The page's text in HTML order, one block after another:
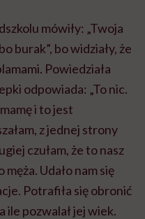
mówiły: „Twoja
burak”, bo widziały, że
Powiedziała
odpowiada: „To nic.
i to jest
z jednej strony
czułam, że to nasz
Udało nam się
Potrafiła się obronić
ile pozwalał jej wiek.